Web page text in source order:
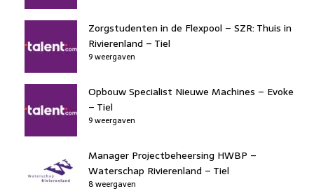
Zorgstudenten in de Flexpool – SZR: Thuis in
Rivierenland – Tiel
9 weergaven
Opbouw Specialist Nieuwe Machines – Evoke
– Tiel
9 weergaven
Manager Projectbeheersing HWBP –
Waterschap Rivierenland – Tiel
8 weergaven